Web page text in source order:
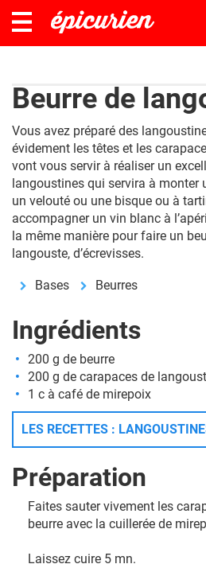
Beurre de
Vous avez préparé des
évidement les têtes et les
vont vous servir à réaliser un
langoustines qui servira à monter
un velouté ou une bisque ou à
accompagner un vin blanc à
la même manière pour faire un
langouste, d’écrevisses.
Bases Beurres
Ingrédients
200 g de beurre
200 g de carapaces de
1 c à café de mirepoix
LES RECETTES :
Préparation
Faites sauter vivement les
beurre avec la cuillerée de
Laissez cuire 5 mn.